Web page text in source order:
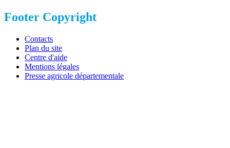
Footer Copyright
Contacts
Plan du site
Centre d'aide
Mentions légales
Presse agricole départementale